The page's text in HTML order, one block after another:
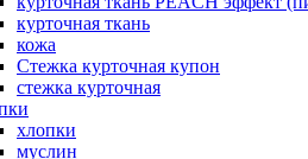
курточная ткань
кожа
Стежка курточная купон
стежка курточная
хлопки
муслин